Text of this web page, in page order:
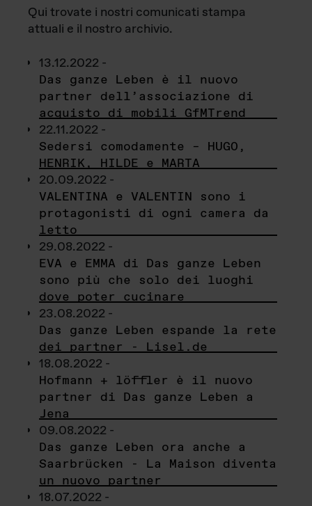
Qui trovate i nostri comunicati stampa
attuali e il nostro archivio.
13.12.2022 -
Das ganze Leben è il nuovo
partner dell’associazione di
acquisto di mobili GfMTrend
22.11.2022 -
Sedersi comodamente – HUGO,
HENRIK, HILDE e MARTA
20.09.2022 -
VALENTINA e VALENTIN sono i
protagonisti di ogni camera da
letto
29.08.2022 -
EVA e EMMA di Das ganze Leben
sono più che solo dei luoghi
dove poter cucinare
23.08.2022 -
Das ganze Leben espande la rete
dei partner - Lisel.de
18.08.2022 -
Hofmann + löffler è il nuovo
partner di Das ganze Leben a
Jena
09.08.2022 -
Das ganze Leben ora anche a
Saarbrücken - La Maison diventa
un nuovo partner
18.07.2022 -